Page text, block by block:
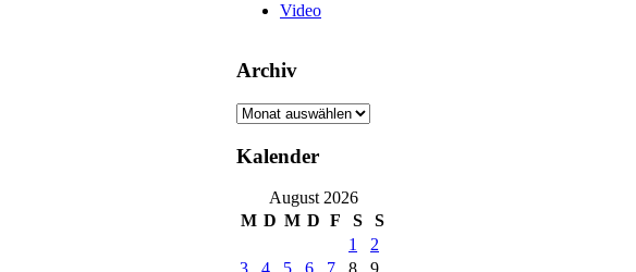
Video
Archiv
Archiv
Kalender
August 2026
M D M D F S
S
1
2